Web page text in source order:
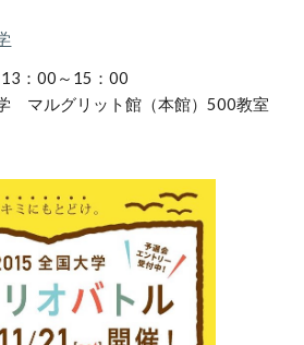
：00～15：00
　マルグリット館（本館）500教室